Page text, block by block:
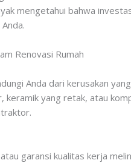
mengetahui bahwa
Renovasi Rumah
Anda dari kerusakan
keramik yang retak, atau
garansi kualitas kerja